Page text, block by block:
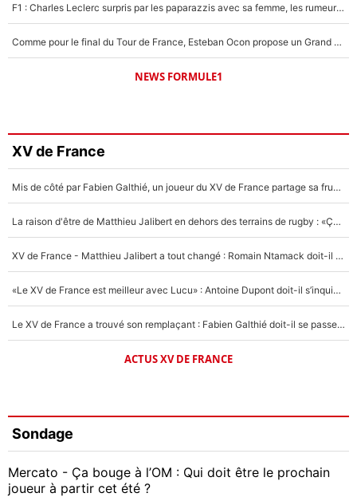
F1 : Charles Leclerc surpris par les paparazzis avec sa femme, les rumeurs étaient vraies !
Comme pour le final du Tour de France, Esteban Ocon propose un Grand Prix de Formule 1 à Paris : «Autour de l’Arc de Triomphe, ce serait génial» !
NEWS FORMULE1
XV de France
Mis de côté par Fabien Galthié, un joueur du XV de France partage sa frustration : «ils ne me l’ont pas dit tout de suite»
La raison d'être de Matthieu Jalibert en dehors des terrains de rugby : «Ça m'atteint autant que si tu touches à un membre de ma famille»
XV de France - Matthieu Jalibert a tout changé : Romain Ntamack doit-il s’inquiéter pour sa place à un an de la Coupe du monde ?
«Le XV de France est meilleur avec Lucu» : Antoine Dupont doit-il s’inquiéter pour sa place ?
Le XV de France a trouvé son remplaçant : Fabien Galthié doit-il se passer d'Antoine Dupont ?
ACTUS XV DE FRANCE
Sondage
Mercato - Ça bouge à l’OM : Qui doit être le prochain
joueur à partir cet été ?